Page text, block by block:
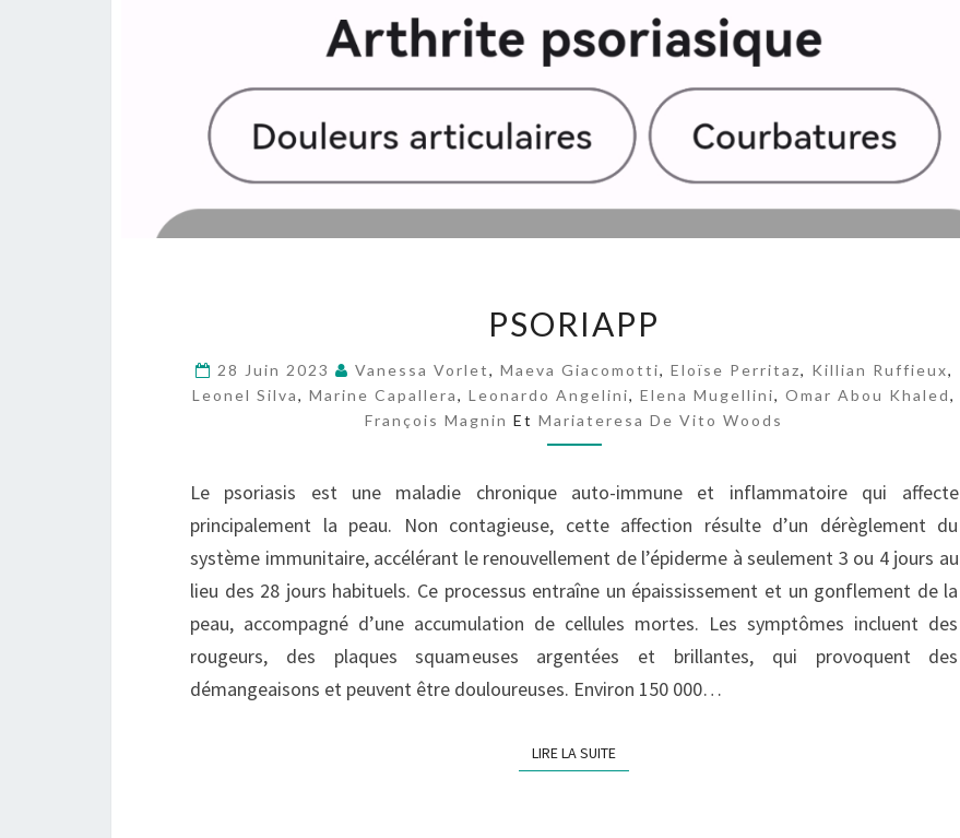
S
R
I
A
P
PSORIAPP
28 Juin 2023 Vanessa Vorlet, Maeva Giacomotti, Eloïse Perritaz, Killian Ruffieux,
Leonel Silva,Marine Capallera,Leonardo Angelini,Elena Mugellini,Omar Abou Khaled,
François Magnin EtMariateresa De Vito Woods
Le psoriasis est une maladie chronique auto-immune et inflammatoire qui affecte
principalement la peau. Non contagieuse, cette affection résulte d’un dérèglement du
système immunitaire, accélérant le renouvellement de l’épiderme à seulement 3 ou 4 jours au
lieu des 28 jours habituels. Ce processus entraîne un épaississement et un gonflement de la
peau, accompagné d’une accumulation de cellules mortes. Les symptômes incluent des
rougeurs, des plaques squameuses argentées et brillantes, qui provoquent des
démangeaisons et peuvent être douloureuses. Environ 150 000…
LIRE LA SUITE